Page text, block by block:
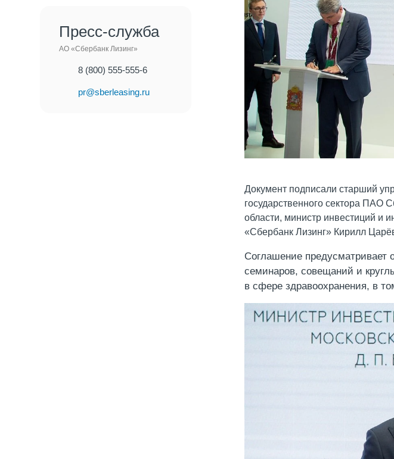
Пресс-служба
АО «Сбербанк Лизинг»
8 (800) 555-555-6
pr@sberleasing.ru
Документ подписали старший
государственного сектора ПАО
области, министр инвестиций и
«Сбербанк Лизинг» Кирилл
Соглашение предусматривает
семинаров, совещаний и
в сфере здравоохранения, в